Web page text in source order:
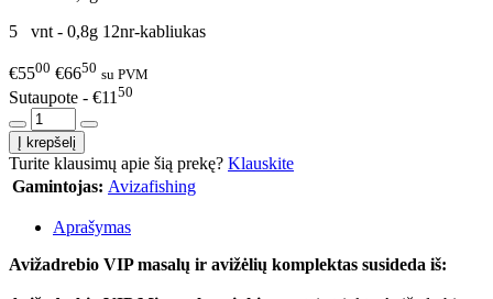
5 vnt - 0,8g 12nr-kabliukas
€5500 €6650 su PVM
Sutaupote - €11 50
Turite klausimų apie šią prekę? Klauskite
Gamintojas: Avizafishing
Aprašymas
Avižadrebio VIP masalų ir avižėlių komplektas susideda iš: